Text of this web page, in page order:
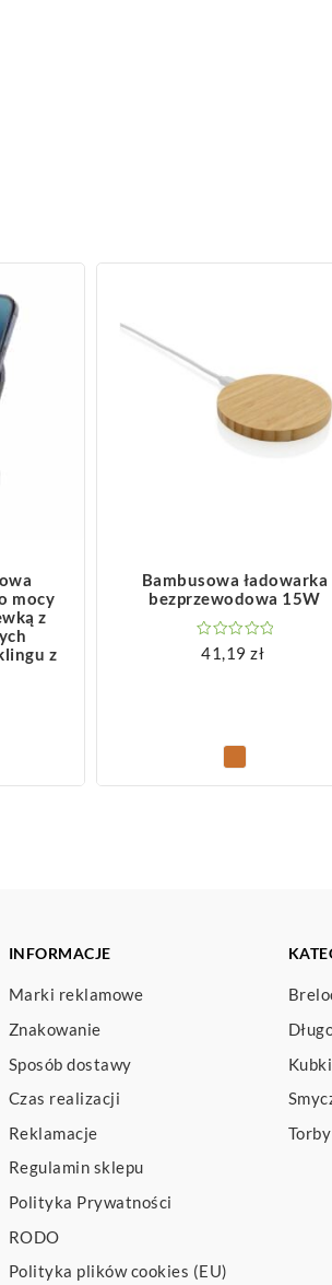
mocy
z
z
Bambusowa ładowarka
bezprzewodowa 15W
41,19zł
INFORMACJE
Marki reklamowe
Znakowanie
Sposób dostawy
Czas realizacji
Reklamacje
Regulamin sklepu
Polityka Prywatności
RODO
Polityka plików cookies (EU)